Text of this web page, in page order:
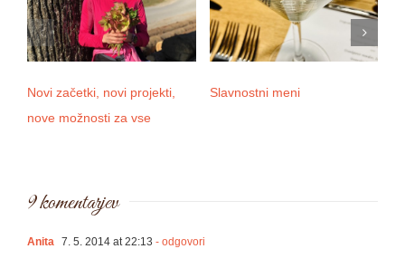
Novi začetki, novi projekti,
nove možnosti za vse
Slavnostni meni
9 komentarjev
Anita 7. 5. 2014 at 22:13 - odgovori